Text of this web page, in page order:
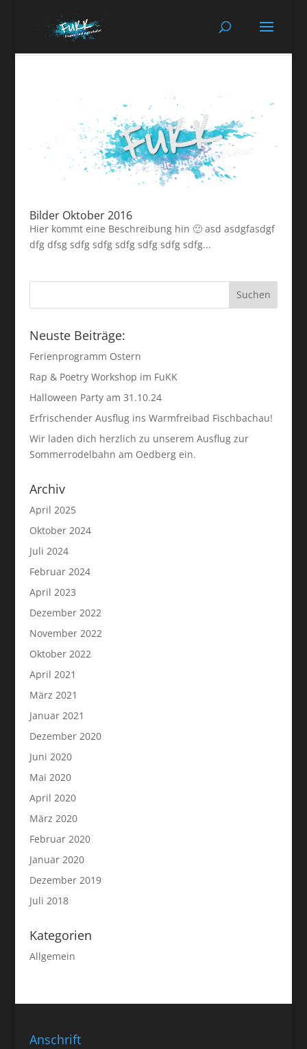
Bilder Oktober 2016
Hier kommt eine Beschreibung hin 🙂 asd asdgfasdgf
dfg dfsg sdfg sdfg sdfg sdfg sdfg sdfg...
Neuste Beiträge:
Ferienprogramm Ostern
Rap & Poetry Workshop im FuKK
Halloween Party am 31.10.24
Erfrischender Ausflug ins Warmfreibad Fischbachau!
Wir laden dich herzlich zu unserem Ausflug zur
Sommerrodelbahn am Oedberg ein.
Archiv
April 2025
Oktober 2024
Juli 2024
Februar 2024
April 2023
Dezember 2022
November 2022
Oktober 2022
April 2021
März 2021
Januar 2021
Dezember 2020
Juni 2020
Mai 2020
April 2020
März 2020
Februar 2020
Januar 2020
Dezember 2019
Juli 2018
Kategorien
Allgemein
Anschrift